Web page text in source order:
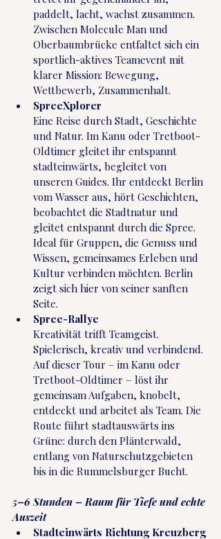
paddelt, lacht, wachst zusammen.
Zwischen Molecule Man und
Oberbaumbrücke entfaltet sich ein
sportlich-aktives Teamevent mit
klarer Mission: Bewegung,
Wettbewerb, Zusammenhalt.
SpreeXplorer
Eine Reise durch Stadt, Geschichte
und Natur. Im Kanu oder Tretboot-
Oldtimer gleitet ihr entspannt
stadteinwärts, begleitet von
unseren Guides. Ihr entdeckt Berlin
vom Wasser aus, hört Geschichten,
beobachtet die Stadtnatur und
gleitet entspannt durch die Spree.
Ideal für Gruppen, die Genuss und
Wissen, gemeinsames Erleben und
Kultur verbinden möchten. Berlin
zeigt sich hier von seiner sanften
Seite.
Spree-Rallye
Kreativität trifft Teamgeist.
Spielerisch, kreativ und verbindend.
Auf dieser Tour – im Kanu oder
Tretboot-Oldtimer – löst ihr
gemeinsam Aufgaben, knobelt,
entdeckt und arbeitet als Team. Die
Route führt stadtauswärts ins
Grüne: durch den Plänterwald,
entlang von Naturschutzgebieten
bis in die Rummelsburger Bucht.
5–6 Stunden – Raum für Tiefe und echte
Auszeit
Stadteinwärts Richtung Kreuzberg